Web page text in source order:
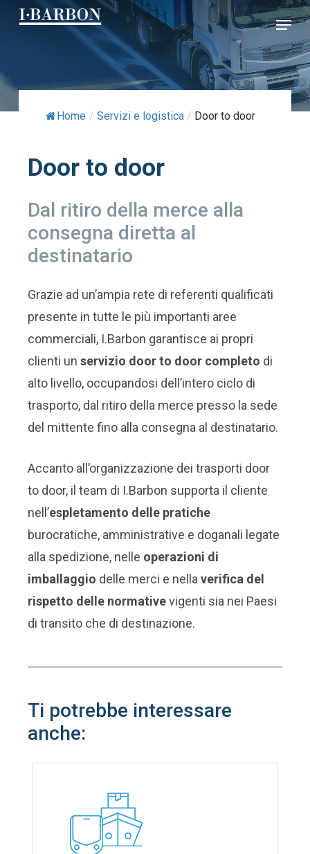
Skip
content
Menu
Home / Servizi e logistica / Door to door
Door to door
Dal ritiro della merce alla
consegna diretta al
destinatario
Grazie ad un’ampia rete di referenti qualificati
presente in tutte le più importanti aree
commerciali, I.Barbon garantisce ai propri
clienti unservizio door to door completo di
alto livello, occupandosi dell’intero ciclo di
trasporto, dal ritiro della merce presso la sede
del mittente fino alla consegna al destinatario.
Accanto all’organizzazione dei trasporti door
to door, il team di I.Barbon supporta il cliente
nell’espletamento delle pratiche
burocratiche, amministrative e doganali legate
alla spedizione, nelle operazioni di
imballaggio delle merci e nellaverifica del
rispetto delle normativevigenti sia nei Paesi
di transito che di destinazione.
Ti potrebbe interessare
anche:
Close
Menu